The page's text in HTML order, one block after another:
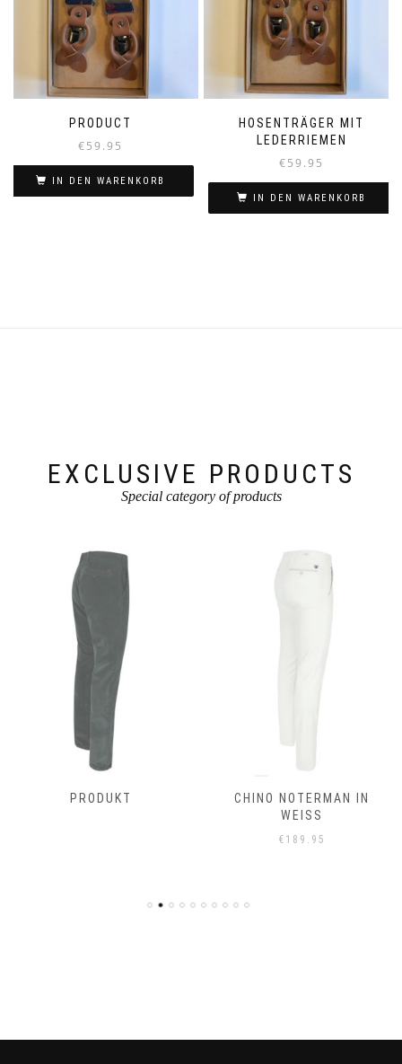
PRODUCT
€59.95
IN DEN WARENKORB
HOSENTRÄGER MIT
LEDERRIEMEN
€59.95
IN DEN WARENKORB
EXCLUSIVE PRODUCTS
Special category of products
PRODUKT
CHINO NOTERMAN IN
WEISS
€ 189.95